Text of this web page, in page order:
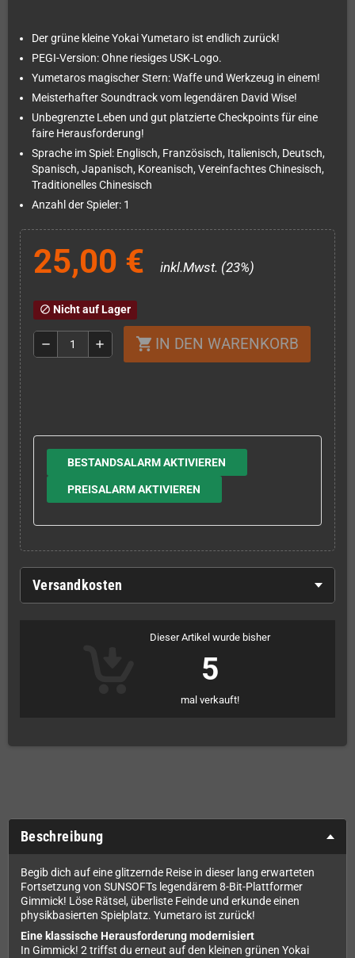
Der grüne kleine Yokai Yumetaro ist endlich zurück!
PEGI-Version: Ohne riesiges USK-Logo.
Yumetaros magischer Stern: Waffe und Werkzeug in einem!
Meisterhafter Soundtrack vom legendären David Wise!
Unbegrenzte Leben und gut platzierte Checkpoints für eine
faire Herausforderung!
Sprache im Spiel: Englisch, Französisch, Italienisch, Deutsch,
Spanisch, Japanisch, Koreanisch, Vereinfachtes Chinesisch,
Traditionelles Chinesisch
Anzahl der Spieler: 1
25,00 € inkl.Mwst. (23%)
block Nicht auf Lager
remove add shopping_cart IN DEN WARENKORB
BESTANDSALARM AKTIVIEREN
PREISALARM AKTIVIEREN
Versandkosten
Dieser Artikel wurde bisher
5
mal verkauft!
Beschreibung
Begib dich auf eine glitzernde Reise in dieser lang erwarteten
Fortsetzung von SUNSOFTs legendärem 8-Bit-Plattformer
Gimmick! Löse Rätsel, überliste Feinde und erkunde einen
physikbasierten Spielplatz. Yumetaro ist zurück!
Eine klassische Herausforderung modernisiert
In Gimmick! 2 triffst du erneut auf den kleinen grünen Yokai